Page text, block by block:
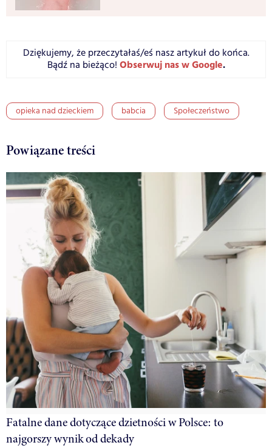
Dziękujemy, że przeczytałaś/eś nasz artykuł do końca.
Bądź na bieżąco! Obserwuj nas w Google.
opieka nad dzieckiem babcia Społeczeństwo
Powiązane treści
Fatalne dane dotyczące dzietności w Polsce: to
najgorszy wynik od dekady